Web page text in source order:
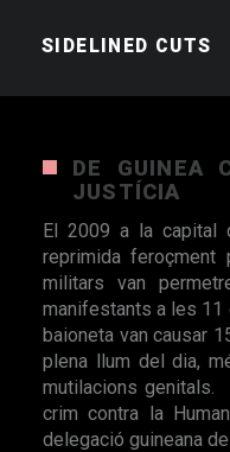
SIDELINED CUTS
DE GUINEA
JUSTÍCIA
El 2009 a la capital
reprimida
militars van
manifestants a les 11
baioneta van causar
plena llum del dia,
mutilacions
crim contra la
delegació guineana